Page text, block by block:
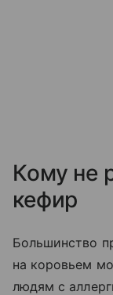
Кому не
кефир
Большинство
на коровьем
людям с